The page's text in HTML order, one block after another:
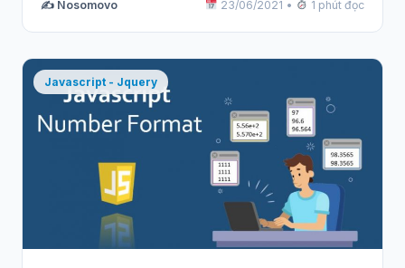
✍️ Nosomovo 23/06/2021 • 1 phút đọc
Javascript - Jquery